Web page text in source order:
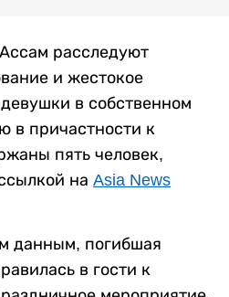
расследуют
и жестокое
в собственном
в причастности к
пять человек,
на Asia News
данным, погибшая
в гости к